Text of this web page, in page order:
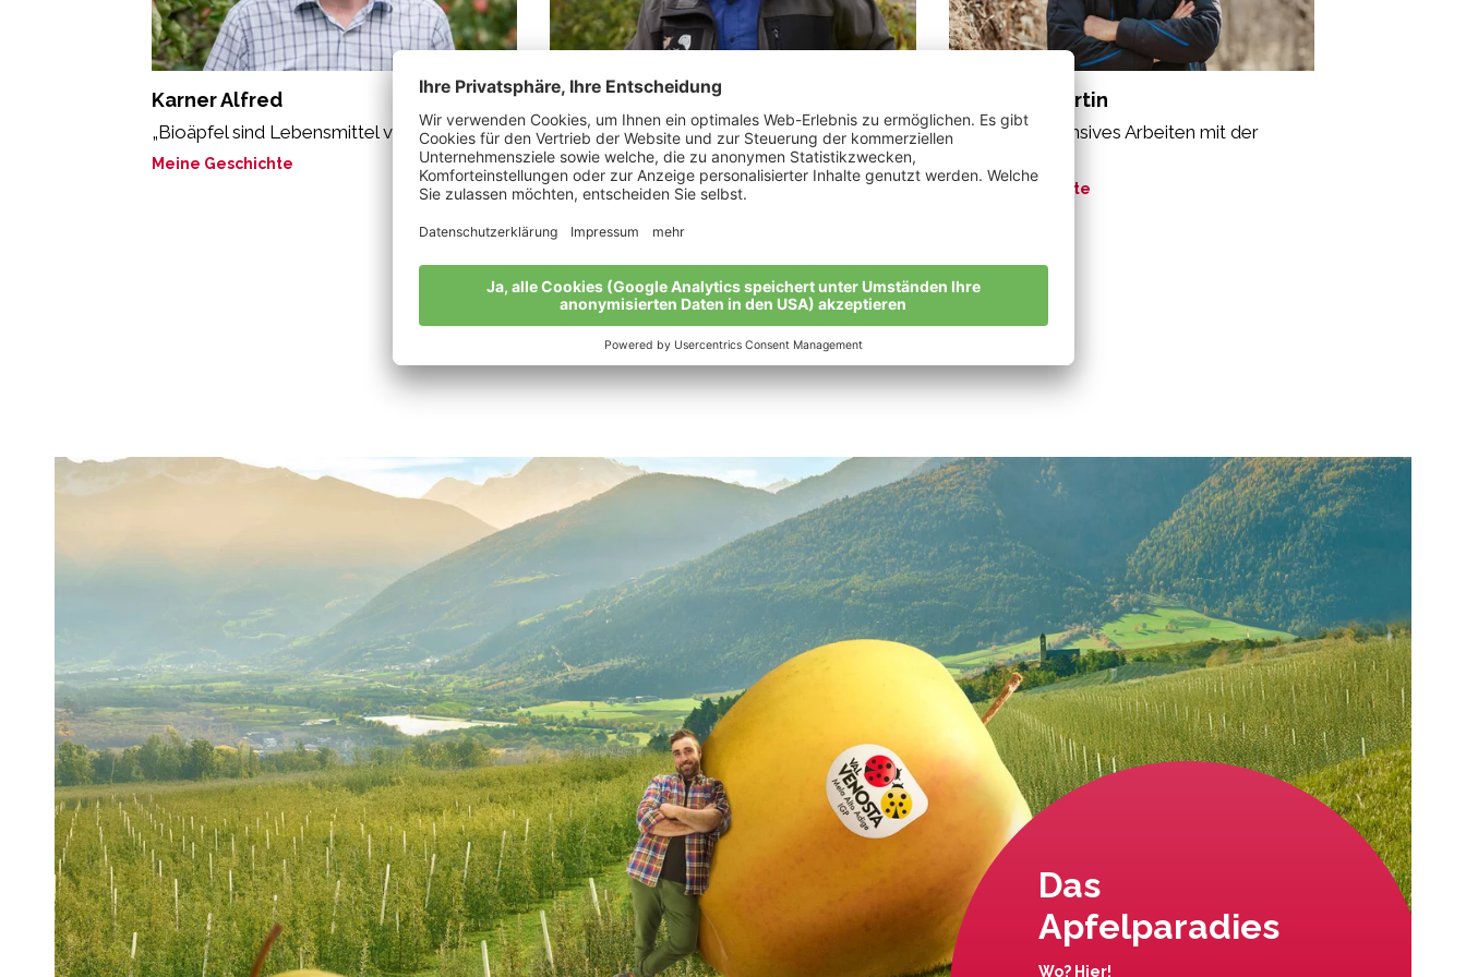
Karner Alfred
„Bioäpfel sind Lebensmittel voller Leben.“
Meine Geschichte
Kobler Augustin
„Ein Bioapfel ist die perfekte Verbindung
von Mensch und Natur.“
Meine Geschichte
Thomann Martin
„Bio ist ein intensives Arbeiten mit der
Meine Geschichte
Alle Bio-Bauern im Überblick
Das
Apfelparadies
Wo? Hier!